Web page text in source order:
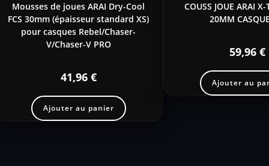
Mousses de joues ARAI Dry-Cool
FCS 30mm (épaisseur standard XS)
pour casques Rebel/Chaser-
V/Chaser-V PRO
41,96 €
Ajouter au panier
COUSS JOUE ARAI X-
20MM
59,96 €
Ajouter au